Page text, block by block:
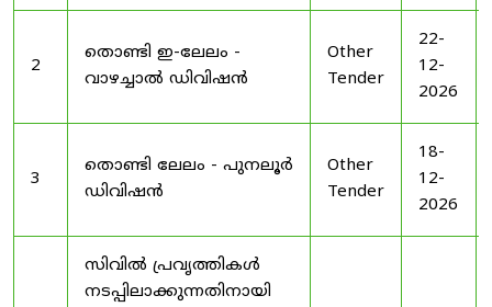
2
തൊണ്ടി ഇ-ലേലം -
വാഴച്ചാൽ ഡിവിഷൻ
Other
Tender
22-
12-
2026
3
തൊണ്ടി ലേലം - പുനലൂർ
ഡിവിഷൻ
Other
Tender
18-
12-
2026
സിവിൽ പ്രവൃത്തികൾ
നടപ്പിലാക്കുന്നതിനായി